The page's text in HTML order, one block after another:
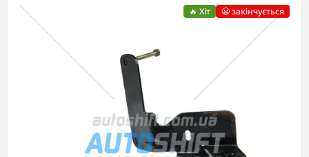
🔥 Хіт 😬 закінчується